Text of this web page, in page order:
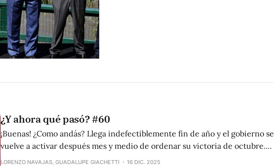
¿Y ahora qué pasó? #60
¡Buenas! ¿Como andás? Llega indefectiblemente fin de año y el gobierno se
vuelve a activar después mes y medio de ordenar su victoria de octubre.
Anunciaron la reforma laboral y anunciaron cambios en las bandas
LORENZO NAVAJAS, GUADALUPE GIACHETTI 16 DIC. 2025